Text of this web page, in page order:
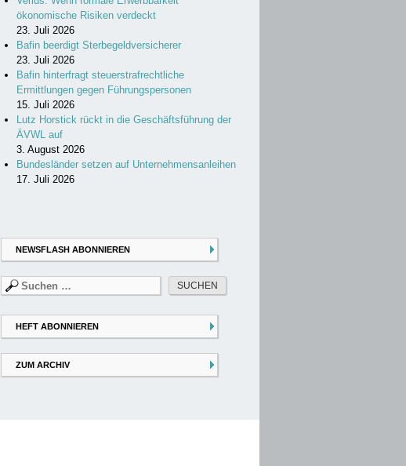
ökonomische Risiken verdeckt
23. Juli 2026
Bafin beerdigt Sterbegeldversicherer
23. Juli 2026
Bafin hinterfragt steuerstrafrechtliche
Ermittlungen gegen Führungspersonen
15. Juli 2026
Lutz Horstick rückt in die Geschäftsführung der
ÄVWL auf
3. August 2026
Bundesländer setzen auf Unternehmensanleihen
17. Juli 2026
NEWSFLASH ABONNIEREN
Suchen
nach:
HEFT ABONNIEREN
ZUM ARCHIV